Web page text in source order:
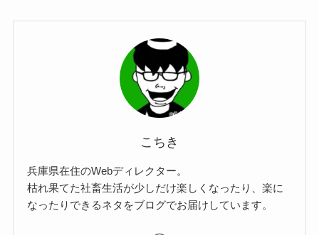
こちき
兵庫県在住のWebディレクター。
枯れ果てた社畜生活が少しだけ楽しくなったり、楽に
なったりできるネタをブログでお届けしています。